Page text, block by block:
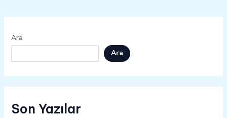
Ara
Ara
Son Yazılar